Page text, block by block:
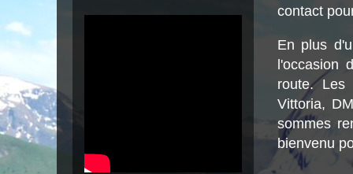
contact
En plus
l'occasion
route. Les
Vittoria,
sommes
bienvenu